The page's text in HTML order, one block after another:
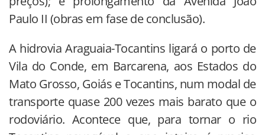
Paulo II (obras em fase de conclusão).
A hidrovia Araguaia-Tocantins ligará o porto de
Vila do Conde, em Barcarena, aos Estados do
Mato Grosso, Goiás e Tocantins, num modal de
transporte quase 200 vezes mais barato que o
rodoviário. Acontece que, para tornar o rio